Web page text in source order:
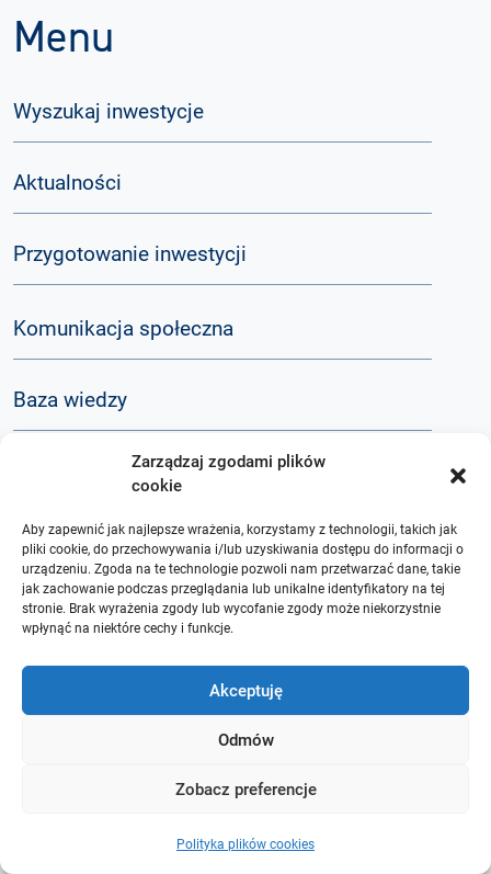
Zarządzaj zgodami plików
cookie
Aby zapewnić jak najlepsze wrażenia, korzystamy z technologii, takich jak
pliki cookie, do przechowywania i/lub uzyskiwania dostępu do informacji o
urządzeniu. Zgoda na te technologie pozwoli nam przetwarzać dane, takie
jak zachowanie podczas przeglądania lub unikalne identyfikatory na tej
stronie. Brak wyrażenia zgody lub wycofanie zgody może niekorzystnie
wpłynąć na niektóre cechy i funkcje.
Akceptuję
Odmów
Zobacz preferencje
Polityka plików cookies
Menu
Wyszukaj inwestycje
Aktualności
Przygotowanie inwestycji
Komunikacja społeczna
Baza wiedzy
O nas